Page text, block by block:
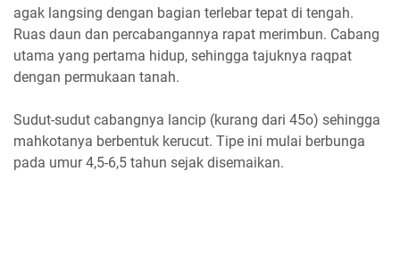
agak langsing dengan bagian terlebar tepat di tengah.
Ruas daun dan percabangannya rapat merimbun. Cabang
utama yang pertama hidup, sehingga tajuknya raqpat
dengan permukaan tanah.
Sudut-sudut cabangnya lancip (kurang dari 45o) sehingga
mahkotanya berbentuk kerucut. Tipe ini mulai berbunga
pada umur 4,5-6,5 tahun sejak disemaikan.